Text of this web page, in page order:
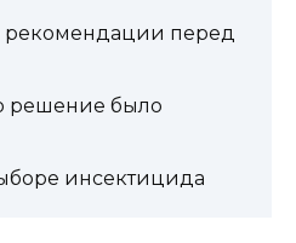
рекомендации перед
решение было
инсектицида